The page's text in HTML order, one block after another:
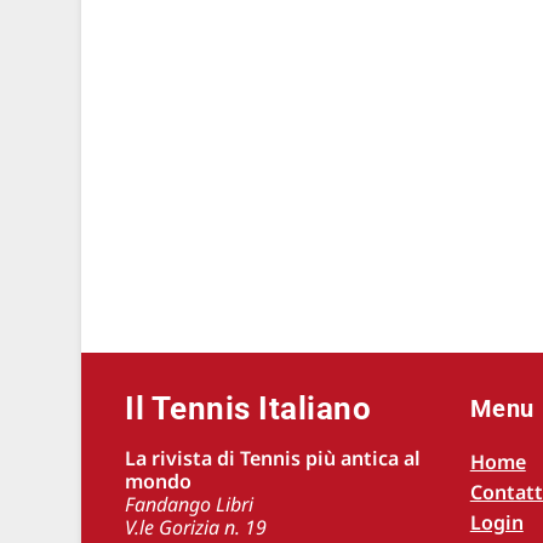
Il Tennis Italiano
La rivista di Tennis più antica al
mondo
Fandango Libri
V.le Gorizia n. 19
Menu
Home
Login